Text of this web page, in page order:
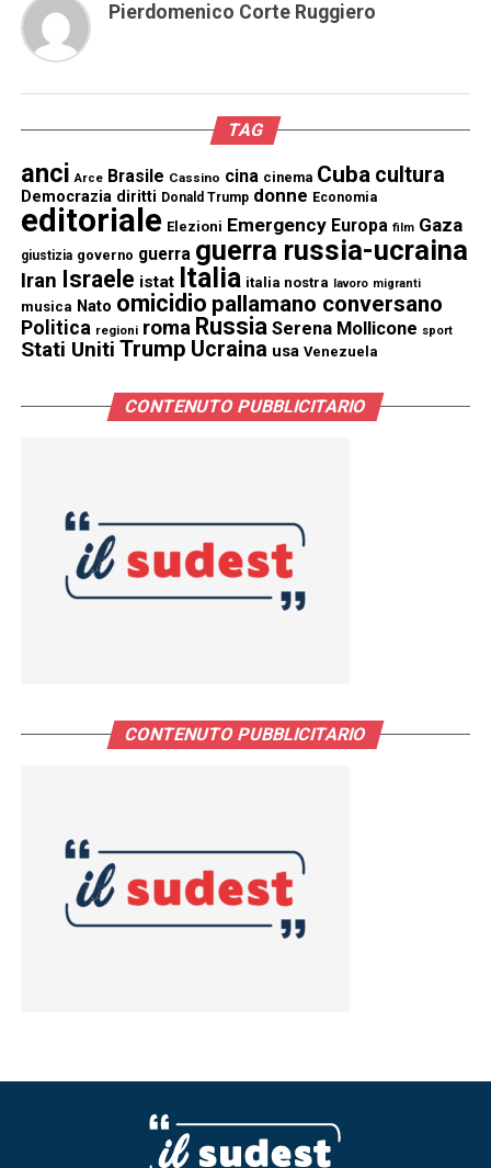
Pierdomenico Corte Ruggiero
TAG
anci Arce Brasile Cassino cina cinema Cuba cultura
Democrazia diritti Donald Trump donne Economia
editoriale Elezioni Emergency Europa film Gaza
giustizia governo guerra guerra russia-ucraina
Iran Israele istat Italia italia nostra lavoro migranti
musica Nato omicidio pallamano conversano
Politica regioni roma Russia Serena Mollicone sport
Stati Uniti Trump Ucraina usa Venezuela
CONTENUTO PUBBLICITARIO
CONTENUTO PUBBLICITARIO